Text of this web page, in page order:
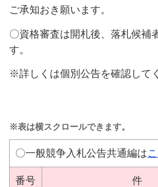
ご承知おき願います。
〇資格審査は開札後、落札候補
す。
※詳しくは個別公告を確認して
※表は横スクロールできます。
〇一般競争入札公告共通編は
番号 件